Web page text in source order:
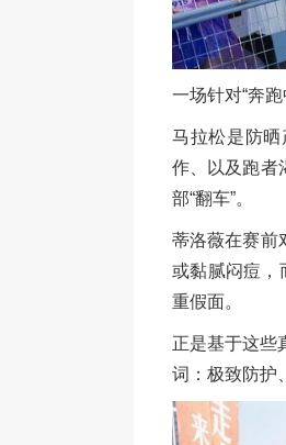
一场针对“奔
马拉松是防晒
作、以及跑者
部“翻车”。
蒂洛薇在赛前
或黏腻闷痘，
重假面。
正是基于这些
词：极致防护